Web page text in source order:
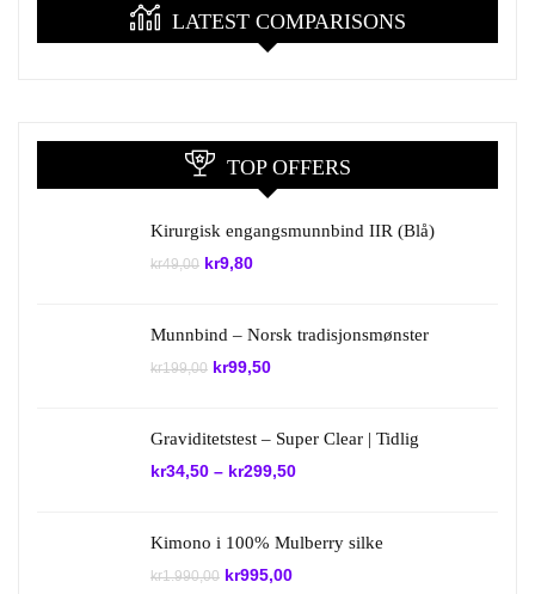
LATEST COMPARISONS
TOP OFFERS
Kirurgisk engangsmunnbind IIR (Blå)
kr49,00 Opprinnelig
kr9,80Nåværende
Munnbind – Norsk tradisjonsmønster
kr199,00 Opprinnelig
kr99,50Nåværende
Graviditetstest – Super Clear | Tidlig
kr34,50 – kr299,50
Kimono i 100% Mulberry silke
kr1.990,00 Opprinnelig
kr995,00Nåværende